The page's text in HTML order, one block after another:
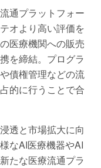
通プラットフォー
オより高い評価を
医療機関への販売
を締結。プログラ
債権管理などの流
的に行うことで合
透と市場拡大に向
なAI医療機器やAI
たな医療流通プラ